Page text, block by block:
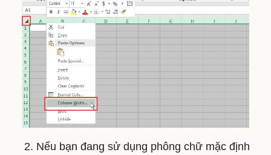
2. Nếu bạn đang sử dụng phông chữ mặc định